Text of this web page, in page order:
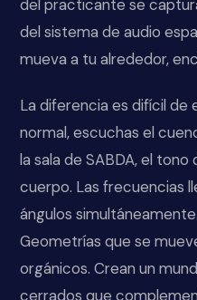
del practicante se
del sistema de audio
mueva a tu alrededor,
La diferencia es difícil de
normal, escuchas el
la sala de SABDA, el
cuerpo. Las frecuencias
ángulos
Geometrías que se
orgánicos. Crean un
cerrados que